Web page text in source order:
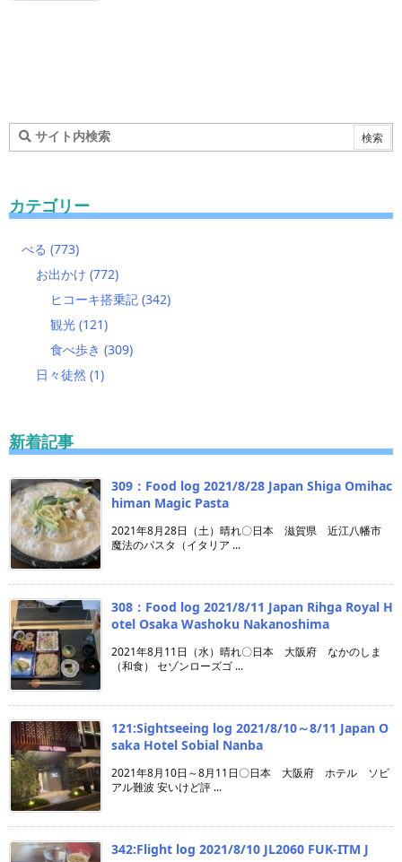
カテゴリー
べる (773)
お出かけ (772)
ヒコーキ搭乗記 (342)
観光 (121)
食べ歩き (309)
日々徒然 (1)
新着記事
309：Food log 2021/8/28 Japan Shiga Omihac
himan Magic Pasta
2021年8月28日（土）晴れ〇日本 滋賀県 近江八幡市
魔法のパスタ（イタリア ...
308：Food log 2021/8/11 Japan Rihga Royal H
otel Osaka Washoku Nakanoshima
2021年8月11日（水）晴れ〇日本 大阪府 なかのしま
（和食） セゾンローズゴ ...
121:Sightseeing log 2021/8/10～8/11 Japan O
saka Hotel Sobial Nanba
2021年8月10日～8月11日〇日本 大阪府 ホテル ソビ
アル難波 安いけど評 ...
342:Flight log 2021/8/10 JL2060 FUK-ITM J